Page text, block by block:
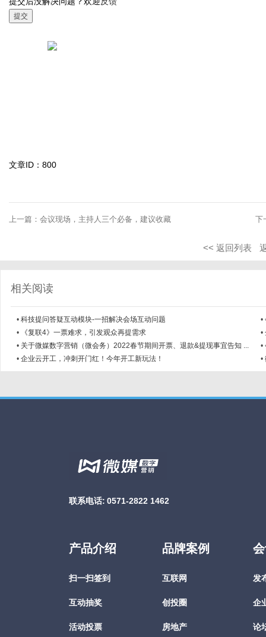
提交
文章ID：800
上一篇： 会议现场，主持人三个必备，建议收藏 下
<< 返回列表
相关阅读
• 科技提问答疑互动模块-一招解决会场互动问题 •
•
《复联4》一票难求，引发观众再提需求 •
• 关于微媒数字营销（微会务）2022春节期间开票、退款&提现事宜告知 ... •
• 企业云开工，冲刺开门红！今年开工新玩法！ •
联系电话: 0571-2822 1462
产品介绍
扫一扫签到
互动抽奖
活动投票
品牌案例
互联网
创投圈
房地产
发
企
论